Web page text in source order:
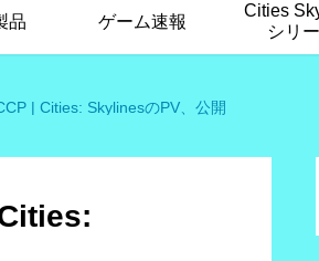
品 ゲーム速報
Cities
シリ
| Cities: SkylinesのPV、公開